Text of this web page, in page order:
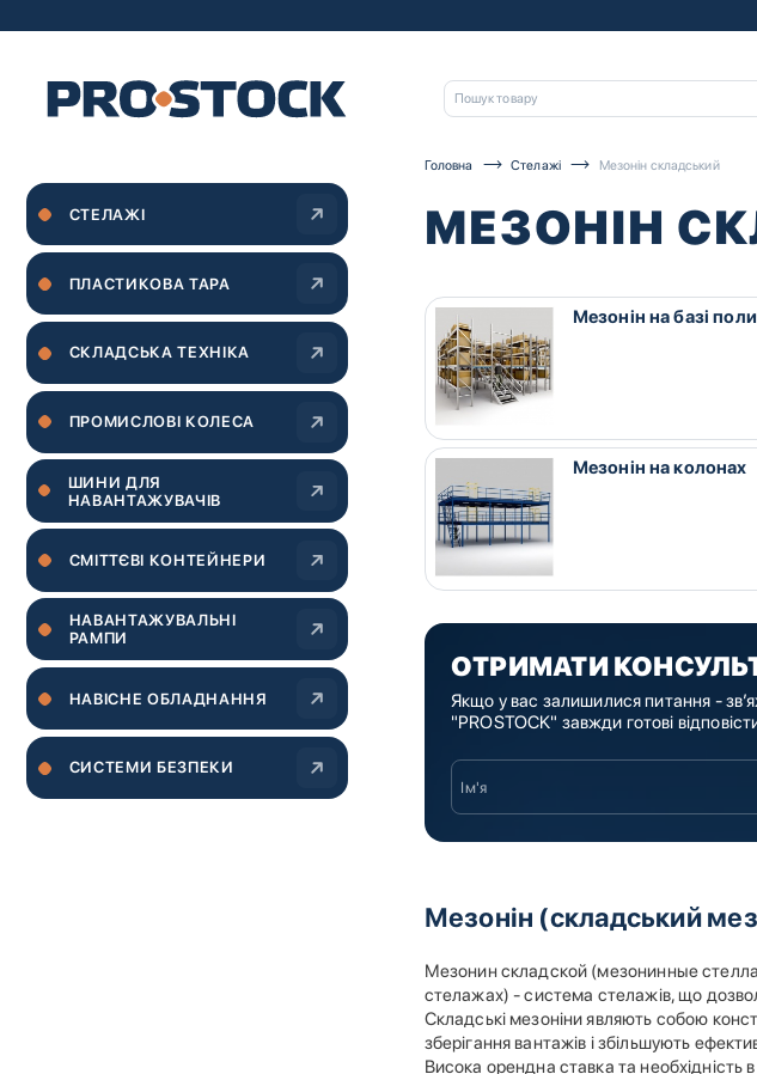
Головна Стелажі Мезонін складський
МЕЗОНІН
Мезонін на базі
Мезонін на колонах
ОТРИМАТИ
Якщо у вас залишилися питання -
"PROSTOCK" завжди готові
Мезонін (складський
Мезонин складской (мезонинные
стелажах) - система стелажів, що
Складські мезоніни являють собою
зберігання вантажів і збільшують
Висока орендна ставка та необхідність
СТЕЛАЖІ
ПЛАСТИКОВА ТАРА
СКЛАДСЬКА ТЕХНІКА
ПРОМИСЛОВІ КОЛЕСА
ШИНИ ДЛЯ
НАВАНТАЖУВАЧІВ
CМІТТЄВІ КОНТЕЙНЕРИ
НАВАНТАЖУВАЛЬНІ
РАМПИ
НАВІСНЕ ОБЛАДНАННЯ
СИСТЕМИ БЕЗПЕКИ